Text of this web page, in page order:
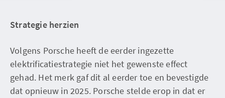
Strategie herzien
Volgens Porsche heeft de eerder ingezette
elektrificatiestrategie niet het gewenste effect
gehad. Het merk gaf dit al eerder toe en bevestigde
dat opnieuw in 2025. Porsche stelde erop in dat er